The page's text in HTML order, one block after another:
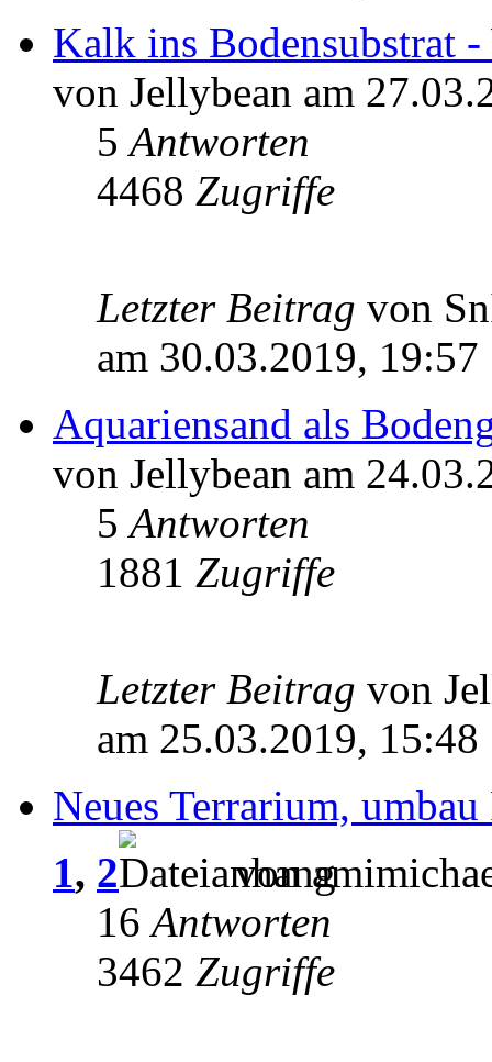
Kalk ins Bodensubstrat
von Jellybean am
5Antworten
4468 Zugriffe
Letzter Beitrag von
am 30.03.2019, 19:57
Aquariensand als
von Jellybean am
5Antworten
1881 Zugriffe
Letzter Beitrag von
am 25.03.2019, 15:48
Neues Terrarium,
1, 2
von
16Antworten
3462 Zugriffe